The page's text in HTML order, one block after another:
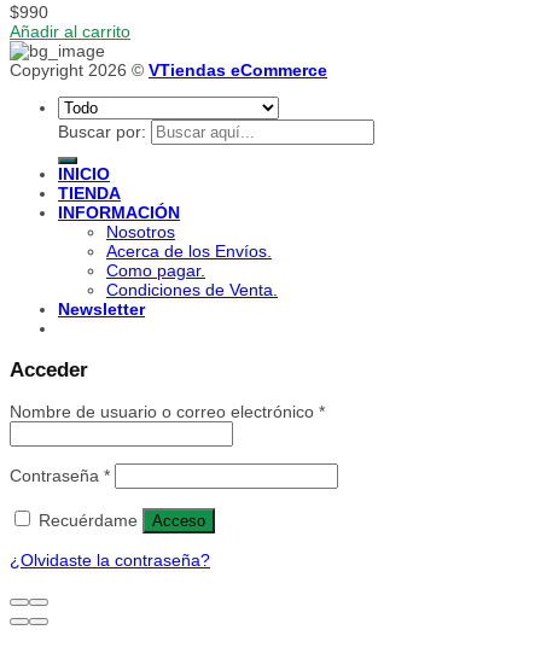
$990
Añadir al carrito
Copyright 2026 © VTiendas eCommerce
Buscar por:
INICIO
TIENDA
INFORMACIÓN
Nosotros
Acerca de los Envíos.
Como pagar.
Condiciones de Venta.
Newsletter
Acceder
Nombre de usuario o correo electrónico *
Contraseña *
Recuérdame Acceso
¿Olvidaste la contraseña?